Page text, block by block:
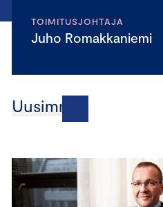
TOIMITUSJOHTAJA
Juho Romakkaniemi
Uusimmat